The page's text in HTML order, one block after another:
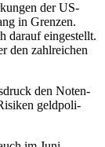
der US-
in Grenzen.
darauf einge­stellt.
den zahlrei­chen
den Noten­
geldpo­li­